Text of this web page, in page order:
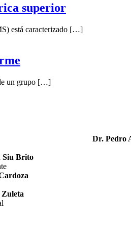
superior
está caracterizado […]
un grupo […]
Dr. Pedro
Siu Brito